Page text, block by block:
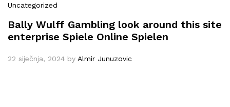
Uncategorized
Bally Wulff Gambling look around this site
enterprise Spiele Online Spielen
22 siječnja, 2024 by Almir Junuzovic